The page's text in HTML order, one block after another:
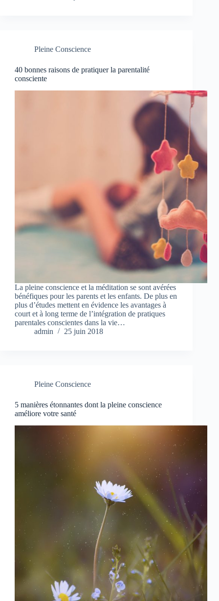
Pleine Conscience
40 bonnes raisons de pratiquer la parentalité
consciente
La pleine conscience et la méditation se sont avérées
bénéfiques pour les parents et les enfants. De plus en
plus d’études mettent en évidence les avantages à
court et à long terme de l’intégration de pratiques
parentales conscientes dans la vie…
admin
25 juin 2018
Pleine Conscience
5 manières étonnantes dont la pleine conscience
améliore votre santé